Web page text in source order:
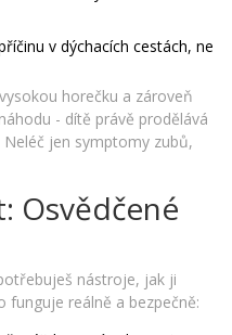
v dýchacích cestách, ne
horečku a zároveň
- dítě právě prodělává
jen symptomy zubů,
Osvědčené
nástroje, jak ji
funguje reálně a bezpečně: